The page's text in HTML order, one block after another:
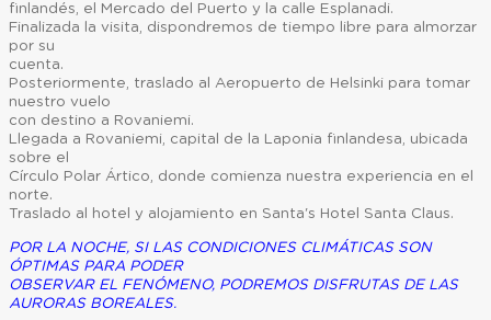
finlandés, el Mercado del Puerto y la calle Esplanadi.
Finalizada la visita, dispondremos de tiempo libre para almorzar
por su
cuenta.
Posteriormente, traslado al Aeropuerto de Helsinki para tomar
nuestro vuelo
con destino a Rovaniemi.
Llegada a Rovaniemi, capital de la Laponia finlandesa, ubicada
sobre el
Círculo Polar Ártico, donde comienza nuestra experiencia en el
norte.
Traslado al hotel y alojamiento en Santa's Hotel Santa Claus.
POR LA NOCHE, SI LAS CONDICIONES CLIMÁTICAS SON
ÓPTIMAS PARA PODER
OBSERVAR EL FENÓMENO, PODREMOS DISFRUTAS DE LAS
AURORAS BOREALES.